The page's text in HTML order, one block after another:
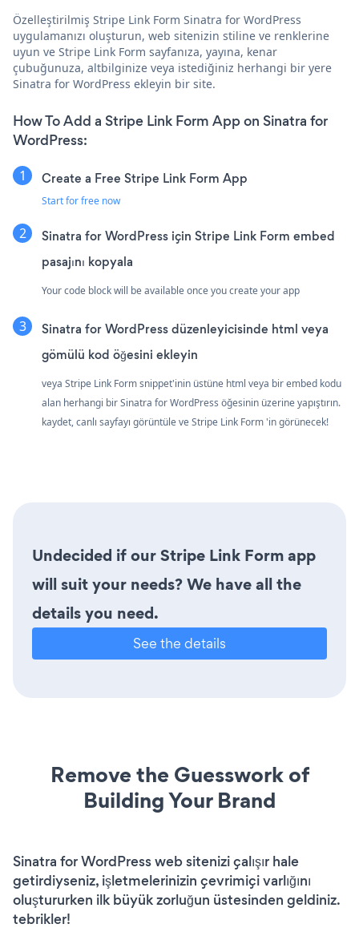
Özelleştirilmiş Stripe Link Form Sinatra for WordPress
uygulamanızı oluşturun, web sitenizin stiline ve renklerine
uyun ve Stripe Link Form sayfanıza, yayına, kenar
çubuğunuza, altbilginize veya istediğiniz herhangi bir yere
Sinatra for WordPress ekleyin bir site.
How To Add a Stripe Link Form App on Sinatra for
WordPress:
Create a Free Stripe Link Form App
Start for free now
Sinatra for WordPress için Stripe Link Form embed
pasajını kopyala
Your code block will be available once you create your app
Sinatra for WordPress düzenleyicisinde html veya
gömülü kod öğesini ekleyin
veya Stripe Link Form snippet'inin üstüne html veya bir embed kodu
alan herhangi bir Sinatra for WordPress öğesinin üzerine yapıştırın.
kaydet, canlı sayfayı görüntüle ve Stripe Link Form 'in görünecek!
Undecided if our Stripe Link Form app
will suit your needs? We have all the
details you need.
See the details
Remove the Guesswork of
Building Your Brand
Sinatra for WordPress web sitenizi çalışır hale
getirdiyseniz, işletmelerinizin çevrimiçi varlığını
oluştururken ilk büyük zorluğun üstesinden geldiniz.
tebrikler!